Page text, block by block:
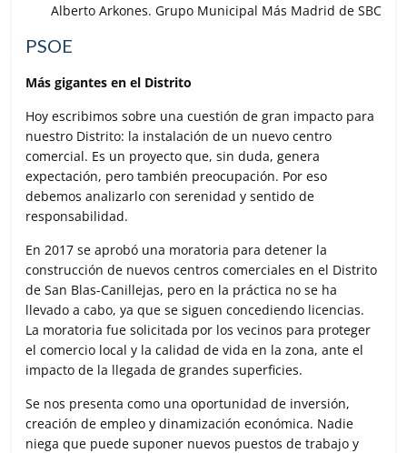
Alberto Arkones. Grupo Municipal Más Madrid de SBC
PSOE
Más gigantes en el Distrito
Hoy escribimos sobre una cuestión de gran impacto para
nuestro Distrito: la instalación de un nuevo centro
comercial. Es un proyecto que, sin duda, genera
expectación, pero también preocupación. Por eso
debemos analizarlo con serenidad y sentido de
responsabilidad.
En 2017 se aprobó una moratoria para detener la
construcción de nuevos centros comerciales en el Distrito
de San Blas-Canillejas, pero en la práctica no se ha
llevado a cabo, ya que se siguen concediendo licencias.
La moratoria fue solicitada por los vecinos para proteger
el comercio local y la calidad de vida en la zona, ante el
impacto de la llegada de grandes superficies.
Se nos presenta como una oportunidad de inversión,
creación de empleo y dinamización económica. Nadie
niega que puede suponer nuevos puestos de trabajo y